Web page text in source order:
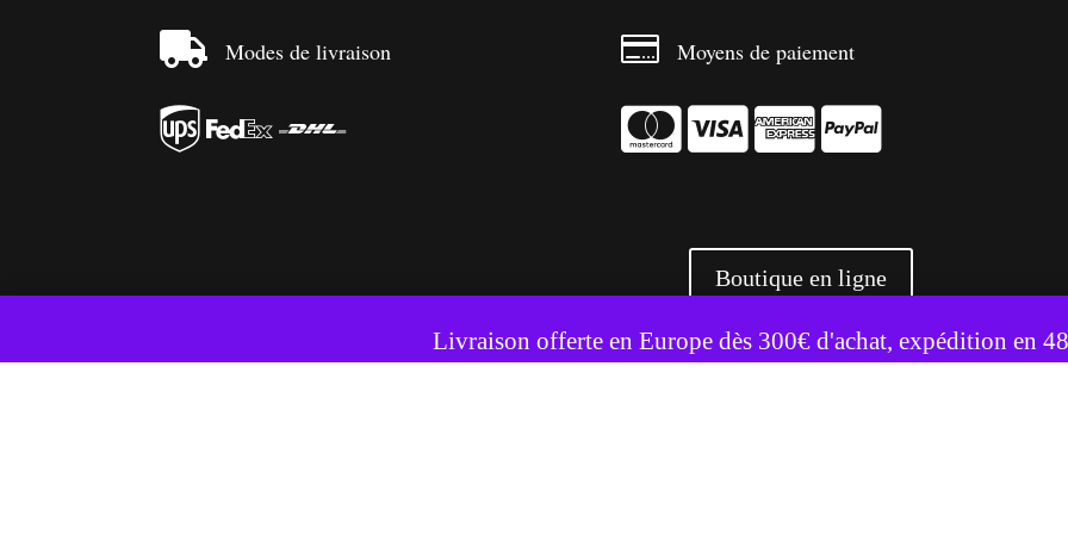
Livraison offerte en Europe dès 300€ d'achat, expédition en
 Modes de livraison

 Moyens de paiement
  
Boutique en ligne
+ 3500 références livrées partout en Europe
Ce site utilise des cookies pour améliorer votre expérience. Accepter Refuser